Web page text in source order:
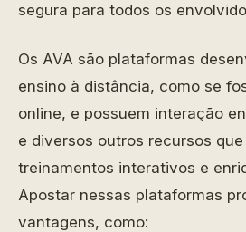
segura para todos os
Os AVA são plataformas
ensino à distância, como se
online, e possuem interação
e diversos outros recursos
treinamentos interativos e
Apostar nessas plataformas
vantagens, como: